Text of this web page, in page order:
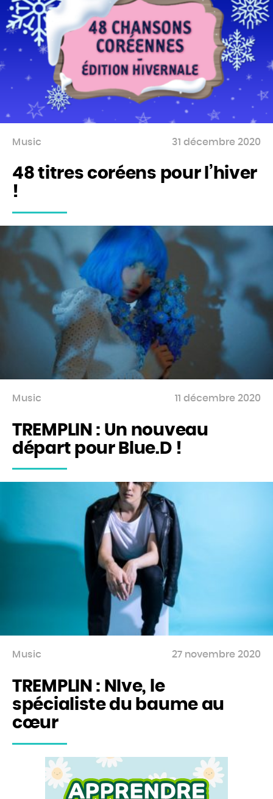
Music
48 titres coréens pour l’hiver
!
31 décembre 2020
Music
TREMPLIN : Un nouveau
départ pour Blue.D !
11 décembre 2020
Music
TREMPLIN : NIve, le
spécialiste du baume au
cœur
27 novembre 2020